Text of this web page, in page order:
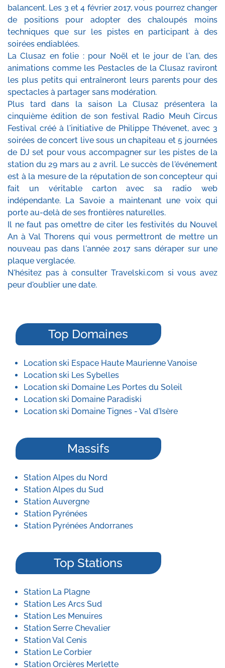
balancent. Les 3 et 4 février 2017, vous pourrez changer
de positions pour adopter des chaloupés moins
techniques que sur les pistes en participant à des
soirées endiablées.
La Clusaz en folie : pour Noël et le jour de l'an, des
animations comme les Pestacles de la Clusaz raviront
les plus petits qui entraîneront leurs parents pour des
spectacles à partager sans modération.
Plus tard dans la saison La Clusaz présentera la
cinquième édition de son festival Radio Meuh Circus
Festival créé à l'initiative de Philippe Thévenet, avec 3
soirées de concert live sous un chapiteau et 5 journées
de DJ set pour vous accompagner sur les pistes de la
station du 29 mars au 2 avril. Le succès de l'événement
est à la mesure de la réputation de son concepteur qui
fait un véritable carton avec sa radio web
indépendante. La Savoie a maintenant une voix qui
porte au-delà de ses frontières naturelles.
Il ne faut pas omettre de citer les festivités du Nouvel
An à Val Thorens qui vous permettront de mettre un
nouveau pas dans l'année 2017 sans déraper sur une
plaque verglacée.
N'hésitez pas à consulter Travelski.com si vous avez
peur d'oublier une date.
Top Domaines
Location ski Espace Haute Maurienne Vanoise
Location ski Les Sybelles
Location ski Domaine Les Portes du Soleil
Location ski Domaine Paradiski
Location ski Domaine Tignes - Val d'Isère
Massifs
Station Alpes du Nord
Station Alpes du Sud
Station Auvergne
Station Pyrénées
Station Pyrénées Andorranes
Top Stations
Station La Plagne
Station Les Arcs Sud
Station Les Menuires
Station Serre Chevalier
Station Val Cenis
Station Le Corbier
Station Orcières Merlette